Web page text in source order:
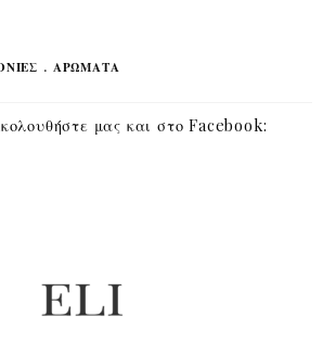
ΑΡΏΜΑΤΑ
μας και στο Facebook: